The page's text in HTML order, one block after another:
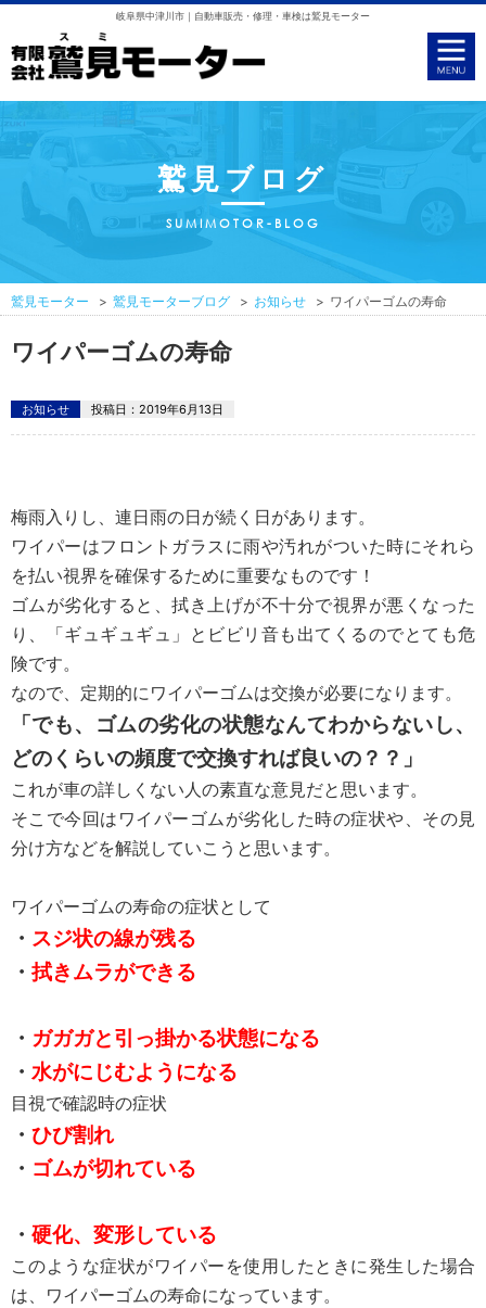
岐阜県中津川市｜自動車販売・修理・車検は鷲見モーター
鷲見ブログ
SUMIMOTOR-BLOG
鷲見モーター 鷲見モーターブログ お知らせ ワイパーゴムの寿命
ワイパーゴムの寿命
お知らせ 投稿日： 2019年6月13日
梅雨入りし、連日雨の日が続く日があります。
ワイパーはフロントガラスに雨や汚れがついた時にそれら
を払い視界を確保するために重要なものです！
ゴムが劣化すると、拭き上げが不十分で視界が悪くなった
り、「ギュギュギュ」とビビリ音も出てくるのでとても危
険です。
なので、定期的にワイパーゴムは交換が必要になります。
「でも、ゴムの劣化の状態なんてわからないし、
どのくらいの頻度で交換すれば良いの？？」
これが車の詳しくない人の素直な意見だと思います。
そこで今回はワイパーゴムが劣化した時の症状や、その見
分け方などを解説していこうと思います。
ワイパーゴムの寿命の症状として
・ スジ状の線が残る
・ 拭きムラができる
・ ガガガと引っ掛かる状態になる
・ 水がにじむようになる
目視で確認時の症状
・ ひび割れ
・ ゴムが切れている
・ 硬化、変形している
このような症状がワイパーを使用したときに発生した場合
は、ワイパーゴムの寿命になっています。